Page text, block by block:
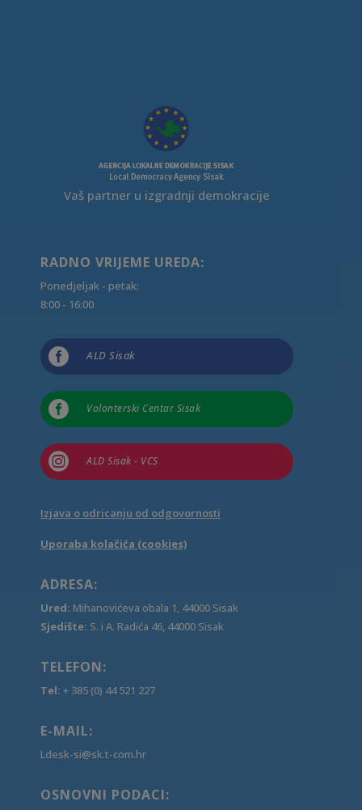
Vaš partner u izgradnji demokracije
RADNO VRIJEME UREDA:
Ponedjeljak - petak:
8:00 - 16:00
 ALD Sisak
 Volonterski Centar Sisak
 ALD Sisak - VCS
Izjava o odricanju od odgovornosti
Uporaba kolačića (cookies)
ADRESA:
Ured: Mihanovićeva obala 1, 44000 Sisak
Sjedište: S. i A. Radića 46, 44000 Sisak
TELEFON:
Tel: + 385 (0) 44 521 227
E-MAIL:
Ldesk-si@sk.t-com.hr
OSNOVNI PODACI: